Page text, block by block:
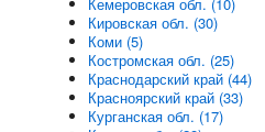
Кировская обл. (30)
Коми (5)
Костромская обл. (25)
Краснодарский край (44)
Красноярский край (33)
Курганская обл. (17)